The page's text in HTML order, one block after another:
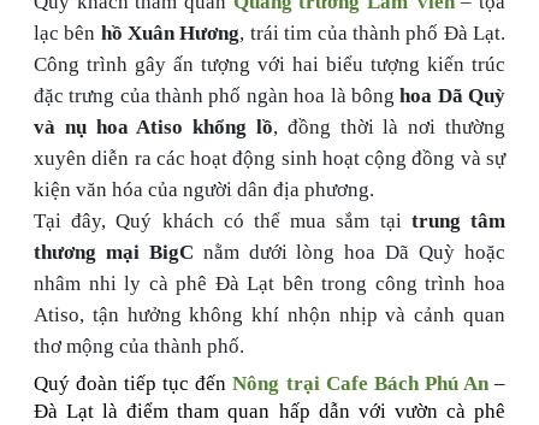
lạc bên hồ Xuân Hương, trái tim của thành phố Đà Lạt.
Công trình gây ấn tượng với hai biểu tượng kiến trúc
đặc trưng của thành phố ngàn hoa là bônghoa Dã Quỳ
và nụ hoa Atiso khổng lồ, đồng thời là nơi thường
xuyên diễn ra các hoạt động sinh hoạt cộng đồng và sự
kiện văn hóa của người dân địa phương.
Tại đây, Quý khách có thể mua sắm tại trung tâm
thương mại BigC nằm dưới lòng hoa Dã Quỳ hoặc
nhâm nhi ly cà phê Đà Lạt bên trong công trình hoa
Atiso, tận hưởng không khí nhộn nhịp và cảnh quan
thơ mộng của thành phố.
Quý đoàn tiếp tục đến Nông trại Cafe Bách Phú An–
Đà Lạt là điểm tham quan hấp dẫn với vườn cà phê